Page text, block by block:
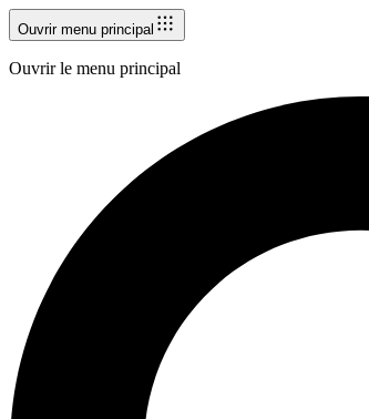
Ouvrir menu principal
Ouvrir le menu principal